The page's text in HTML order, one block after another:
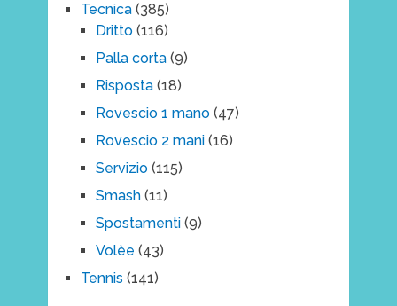
Tecnica(385)
Dritto(116)
Palla corta(9)
Risposta(18)
Rovescio 1 mano(47)
Rovescio 2 mani(16)
Servizio(115)
Smash(11)
Spostamenti(9)
Volèe (43)
Tennis (141)